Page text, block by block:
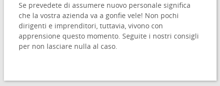
Se prevedete di assumere nuovo personale significa
che la vostra azienda va a gonfie vele! Non pochi
dirigenti e imprenditori, tuttavia, vivono con
apprensione questo momento. Seguite i nostri consigli
per non lasciare nulla al caso.